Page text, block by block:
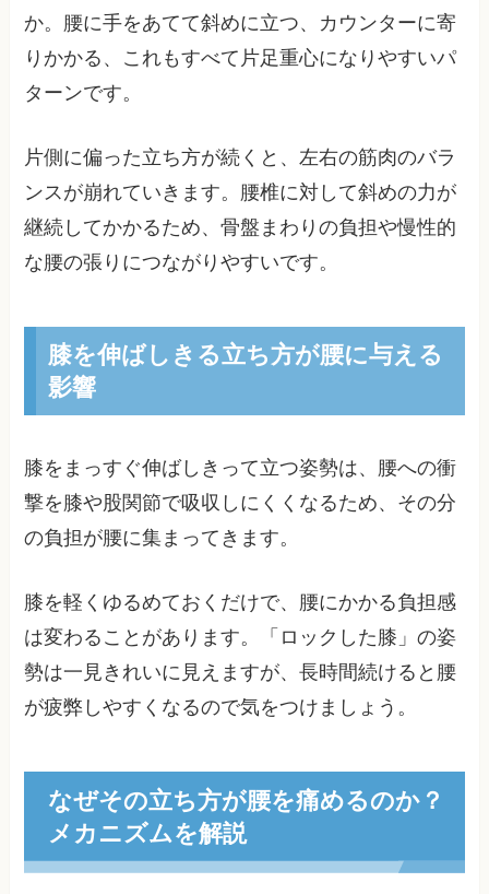
か。腰に手をあてて斜めに立つ、カウンターに寄
りかかる、これもすべて片足重心になりやすいパ
ターンです。
片側に偏った立ち方が続くと、左右の筋肉のバラ
ンスが崩れていきます。腰椎に対して斜めの力が
継続してかかるため、骨盤まわりの負担や慢性的
な腰の張りにつながりやすいです。
膝を伸ばしきる立ち方が腰に与える
影響
膝をまっすぐ伸ばしきって立つ姿勢は、腰への衝
撃を膝や股関節で吸収しにくくなるため、その分
の負担が腰に集まってきます。
膝を軽くゆるめておくだけで、腰にかかる負担感
は変わることがあります。「ロックした膝」の姿
勢は一見きれいに見えますが、長時間続けると腰
が疲弊しやすくなるので気をつけましょう。
なぜその立ち方が腰を痛めるのか？
メカニズムを解説